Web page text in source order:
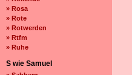
» Rosa
» Rote
» Rotwerden
» Rtfm
» Ruhe
S wie Samuel